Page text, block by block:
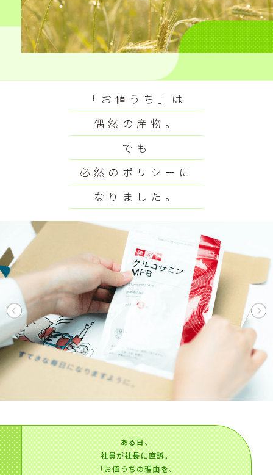
「お値うち」は
偶然の産物。
でも
必然のポリシーに
なりました。
ある日、
社員が社長に直訴。
「お値うちの理由を、